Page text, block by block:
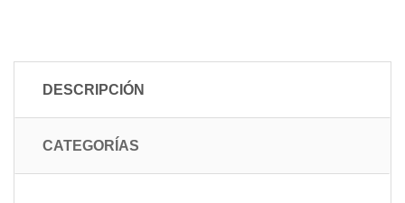
DESCRIPCIÓN
CATEGORÍAS